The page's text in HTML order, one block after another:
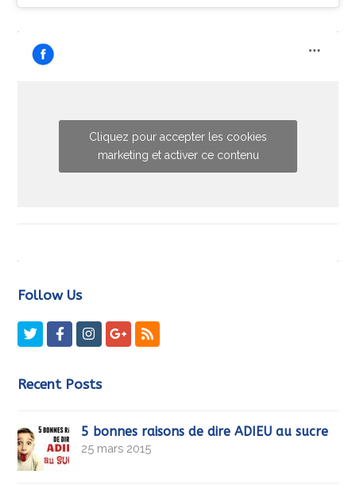
Cliquez pour accepter les cookies
marketing et activer ce contenu
Follow Us
TwitterFacebookInstagramGooglePlus
RSS
Recent Posts
5 bonnes raisons de dire ADIEU au sucre
25 mars 2015